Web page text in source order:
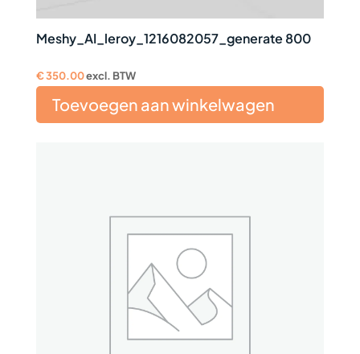
Meshy_AI_leroy_1216082057_generate 800
€350.00excl. BTW
Toevoegen aan winkelwagen